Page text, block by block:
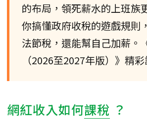
的布局，領死薪水的上班族
你搞懂政府收稅的遊戲規則
法節稅，還能幫自己加薪。
（2026至2027年版）》精彩
網紅收入如何課稅 ？